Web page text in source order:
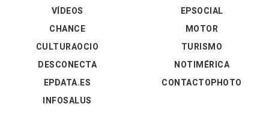
VÍDEOS
EPSOCIAL
CHANCE
CULTURAOCIO
DESCONECTA
EPDATA.ES
INFOSALUS
MOTOR
TURISMO
NOTIMÉRICA
CONTACTOPHOTO